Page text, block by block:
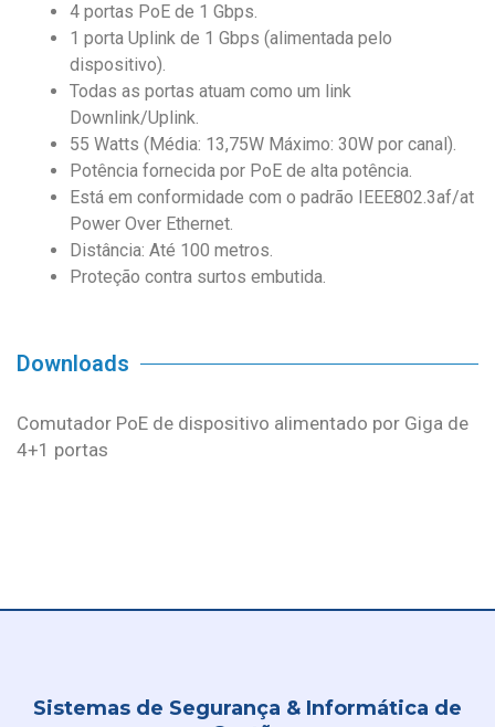
4 portas PoE de 1 Gbps.
1 porta Uplink de 1 Gbps (alimentada pelo
dispositivo).
Todas as portas atuam como um link
Downlink/Uplink.
55 Watts (Média: 13,75W Máximo: 30W por canal).
Potência fornecida por PoE de alta potência.
Está em conformidade com o padrão IEEE802.3af/at
Power Over Ethernet.
Distância: Até 100 metros.
Proteção contra surtos embutida.
Downloads
Comutador PoE de dispositivo alimentado por Giga de
4+1 portas
Sistemas de Segurança & Informática de